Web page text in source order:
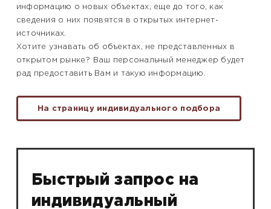
информацию о новых объектах, еще до того, как
сведения о них появятся в открытых интернет-
источниках.
Хотите узнавать об объектах, не представленных в
открытом рынке? Ваш персональный менеджер будет
рад предоставить Вам и такую информацию.
На страницу индивидуального подбора
Быстрый запрос на
индивидуальный